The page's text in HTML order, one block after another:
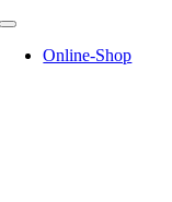
Zum
springen
Toggle
NavigationOnline-Shop